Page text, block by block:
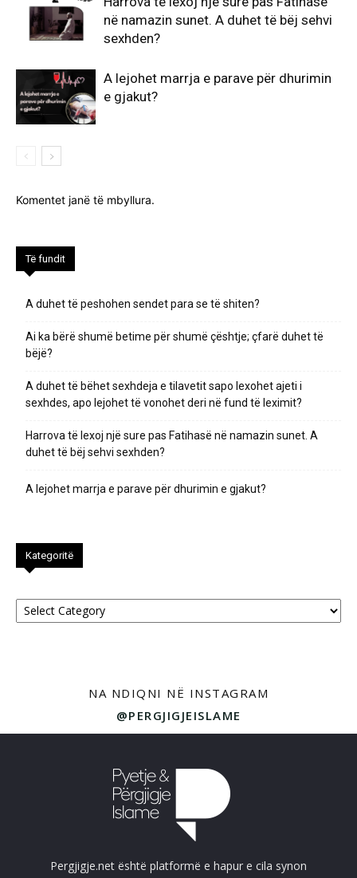
në namazin sunet. A duhet të bëj sehvi
sexhden?
A lejohet marrja e parave për dhurimin
e gjakut?
Komentet janë të mbyllura.
Të fundit
A duhet të peshohen sendet para se të shiten?
Ai ka bërë shumë betime për shumë çështje; çfarë duhet të
bëjë?
A duhet të bëhet sexhdeja e tilavetit sapo lexohet ajeti i
sexhdes, apo lejohet të vonohet deri në fund të leximit?
Harrova të lexoj një sure pas Fatihasë në namazin sunet. A
duhet të bëj sehvi sexhden?
A lejohet marrja e parave për dhurimin e gjakut?
Kategoritë
Kategoritë
NA NDIQNI NË INSTAGRAM
@PERGJIGJEISLAME
Pergjigje.net është platformë e hapur e cila synon